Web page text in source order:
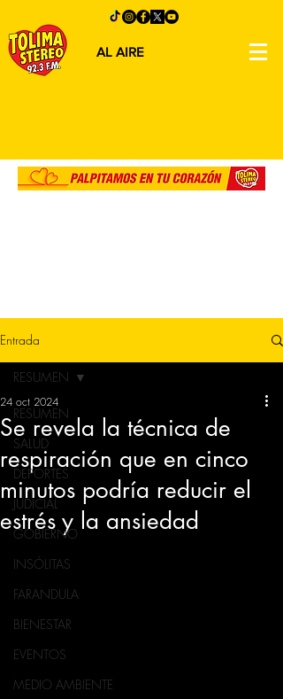
AL AIRE
Entrada
RESUMEN
SALUD
DEPORTES
JUDICIAL
GOBIERNO
INSÓLITAS
FARANDULA
BIENESTAR
EVENTOS
MEDIO AMBIENTE
RESUMEN
Se revela la técnica de
respiración que en cinco
minutos podría reducir el
estrés y la ansiedad
24 oct 2024